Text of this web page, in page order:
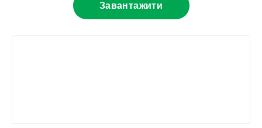
Завантажити